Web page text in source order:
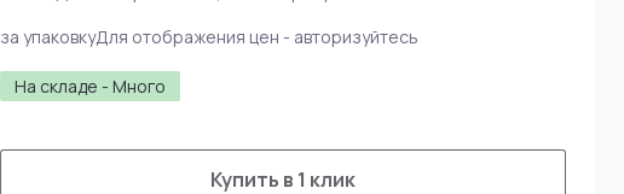
На складе - Много
за упаковкуДля отображения цен - авторизуйтесь
Купить в 1 клик